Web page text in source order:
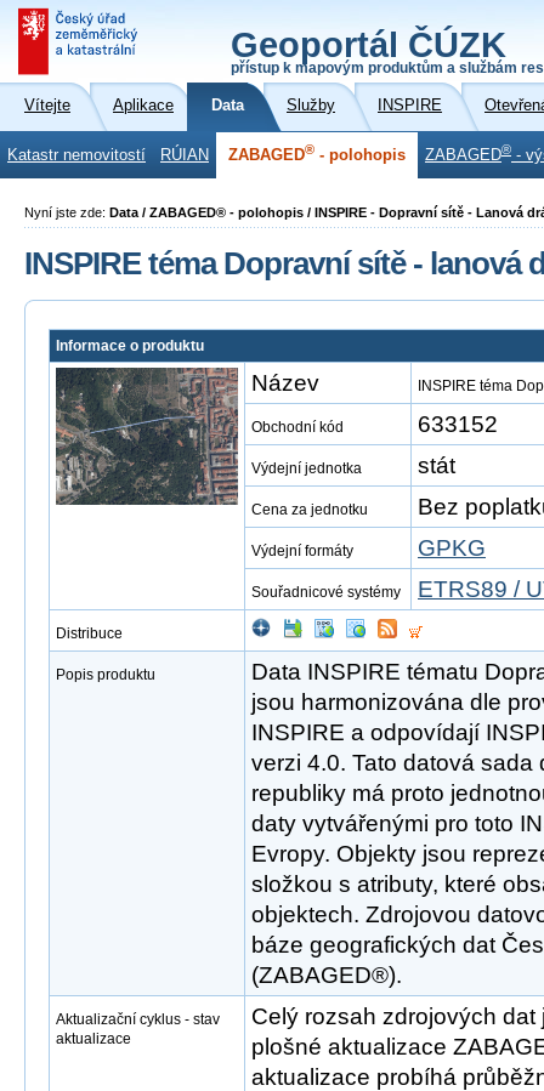
Geoportál ČÚZK
přístup k mapovým produktům a službám
Vítejte Aplikace Data Služby INSPIRE
Katastr nemovitostí RÚIAN ZABAGED® - polohopis ZABAGED® -
Nyní jste zde: Data / ZABAGED® - polohopis / INSPIRE - Dopravní sítě - Lanová
INSPIRE téma Dopravní sítě - lanová
Informace o produktu
Název INSPIRE téma
Obchodní kód 633152
Výdejní jednotka stát
Cena za jednotku Bez
Výdejní formáty GPKG
Souřadnicové systémy ETRS89 /
Distribuce
Popis produktu
Data INSPIRE tématu
jsou harmonizována dle
INSPIRE a odpovídají
verzi 4.0. Tato datová
republiky má proto
daty vytvářenými pro toto
Evropy. Objekty jsou
složkou s atributy, které
objektech. Zdrojovou
báze geografických dat
(ZABAGED®).
Aktualizační cyklus - stav
aktualizace
Celý rozsah zdrojových
plošné aktualizace
aktualizace probíhá